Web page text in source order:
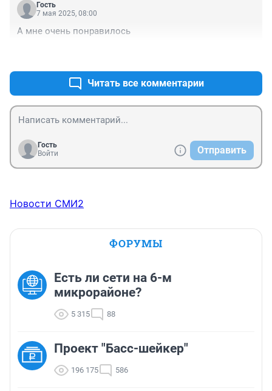
Гость
7 мая 2025, 08:00
А мне очень понравилось
Читать все комментарии
Гость
Войти
Отправить
Новости СМИ2
ФОРУМЫ
Есть ли сети на 6-м
микрорайоне?
5 315 88
Проект "Басс-шейкер"
196 175 586